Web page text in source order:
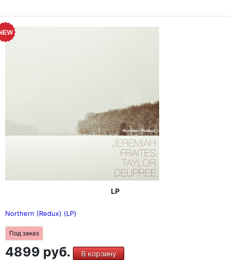
LP
Northern (Redux) (LP)
Под заказ
4899 руб. В корзину